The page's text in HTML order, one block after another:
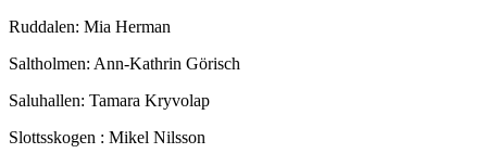
Ruddalen: Mia Herman
Saltholmen: Ann-Kathrin Görisch
Saluhallen: Tamara Kryvolap
Slottsskogen : Mikel Nilsson